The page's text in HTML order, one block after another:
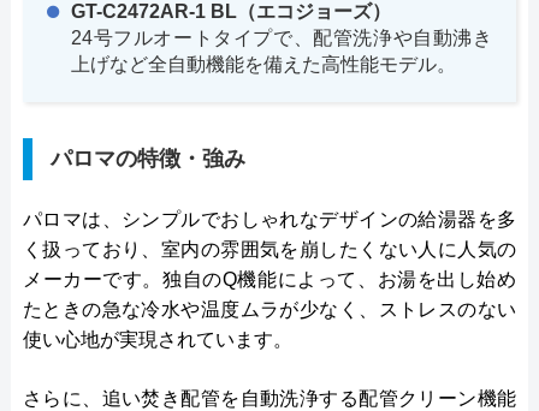
GT-C2472AR-1 BL（エコジョーズ）
24号フルオートタイプで、配管洗浄や自動沸き
上げなど全自動機能を備えた高性能モデル。
パロマの特徴・強み
パロマは、シンプルでおしゃれなデザインの給湯器を多
く扱っており、室内の雰囲気を崩したくない人に人気の
メーカーです。独自のQ機能によって、お湯を出し始め
たときの急な冷水や温度ムラが少なく、ストレスのない
使い心地が実現されています。
さらに、追い焚き配管を自動洗浄する配管クリーン機能